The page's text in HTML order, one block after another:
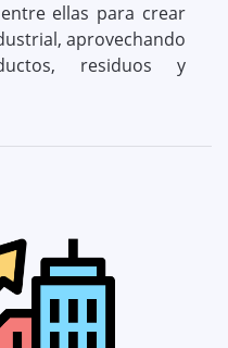
ellas para crear
aprovechando
residuos y